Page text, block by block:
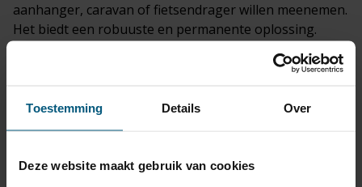
Toestemming Details Over
Deze website maakt gebruik van cookies
aanhanger, caravan of fietsendrager willen meenemen.
Het biedt een robuuste en permanente oplossing.
Horizontaal Afneembare Trekhaak
worden verwijderd wanneer deze niet in gebruik is. Dit
is een uitstekende keuze voor wie flexibiliteit wenst
Verticaal Afneembare Trekhaak